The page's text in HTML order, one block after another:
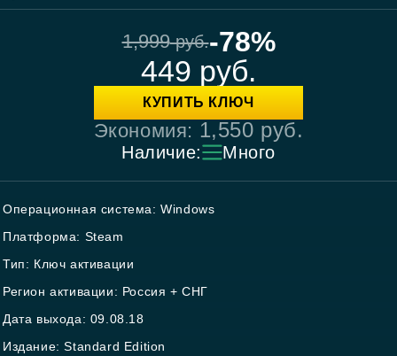
1,999руб.-78%
449 руб.
КУПИТЬ КЛЮЧ
Экономия: 1,550 руб.
Наличие: Много
Операционная система: Windows
Платформа: Steam
Тип: Ключ активации
Регион активации: Россия + СНГ
Дата выхода: 09.08.18
Издание: Standard Edition